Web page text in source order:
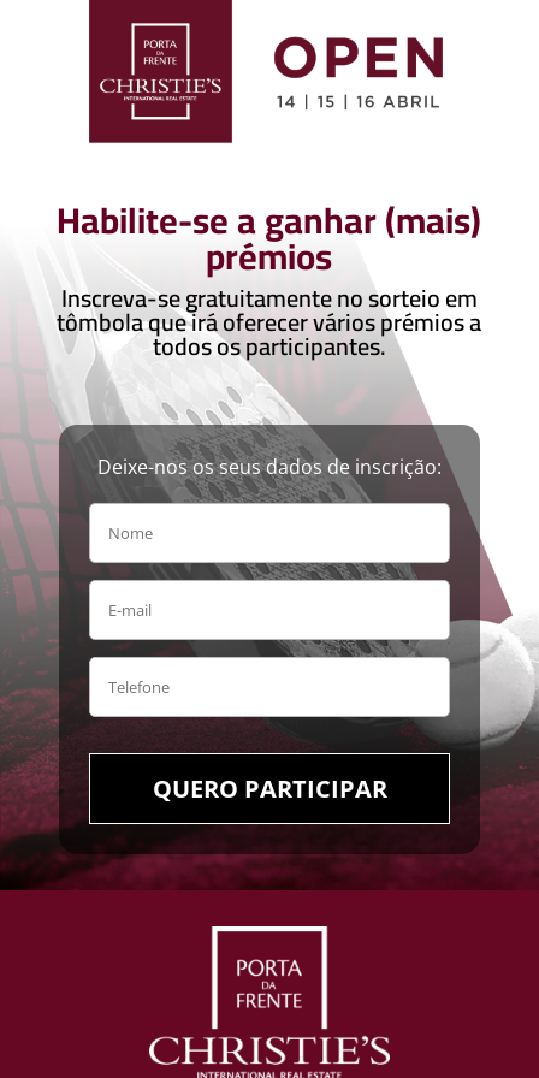
Habilite-se a ganhar (mais)
prémios
Inscreva-se gratuitamente no sorteio em
tômbola que irá oferecer vários prémios a
todos os participantes.
Deixe-nos os seus dados de inscrição:
QUERO PARTICIPAR